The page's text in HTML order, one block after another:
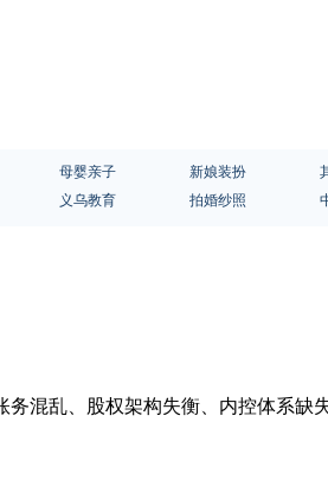
母婴亲子 新娘装扮
义乌教育 拍婚纱照
混乱、股权架构失衡、内控体系缺